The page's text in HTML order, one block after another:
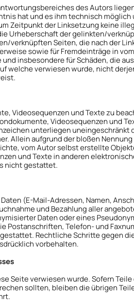
des Autors
hat und es ihm technisch möglich
Zeitpunkt der Linksetzung keine
Urheberschaft der gelinkten/
verknüpften Seiten, die nach der
sowie für Fremdeinträge in
insbesondere für Schäden, die
welche verwiesen wurde, nicht
Videosequenzen und Texte zu
Videosequenzen und
unterliegen uneingeschränkt
Allein aufgrund der bloßen
vom Autor selbst erstellte
und Texte in anderen
nicht gestattet.
(E-Mail-Adressen, Namen,
und Bezahlung aller
Daten oder eines
Postanschriften, Telefon- und
Rechtliche Schritte gegen
vorbehalten.
Seite verwiesen wurde. Sofern
sollten, bleiben die übrigen